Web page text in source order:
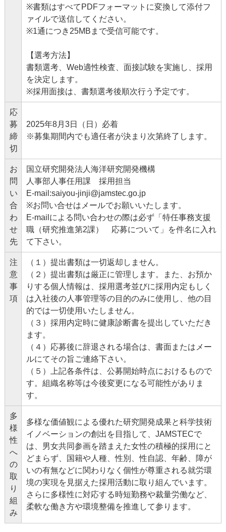
※書類はすべてPDFフォーマットに変換して添付フ
ァイルで送信してください。
※1通につき25MBまで受信可能です。
【選考方法】
書類選考、Web適性検査、面接試験を実施し、採用
を決定します。
※採用面接は、書類選考後順次行う予定です。
応
募
締
切
2025年8月3日（日）必着
※募集期間内でも適任者が決まり次第終了します。
お
問
い
合
わ
せ
先
国立研究開発法人海洋研究開発機構
人事部人事任用課 採用担当
E-mail:saiyou-jinji@jamstec.go.jp
※お問い合せはメールでお願いいたします。
E-mailによる問い合わせの際は必ず「特任事務支援
職（研究推進第2課） 応募について」を件名に入れ
て下さい。
注
意
事
項
（１）提出書類は一切返却しません。
（２）提出書類は厳正に管理します。また、お預か
りする個人情報は、採用選考並びに採用内定もしく
は入社後の人事管理等の目的のみに使用し、他の目
的では一切使用いたしません。
（３）採用内定時に健康診断書を提出していただき
ます。
（４）応募後に辞退される場合は、書面またはメー
ルにてその旨ご連絡下さい。
（５）上記各条件は、公募開始時点におけるもので
す。組織名称等は今後変更になる可能性がありま
す。
多
様
性
へ
の
取
り
組
み
多様な価値観による優れた研究開発成果と科学技術
イノベーションの創出を目指して、JAMSTECで
は、男女共同参画を踏まえた女性の積極的採用にと
どまらず、国籍や人種、性別、性自認、年齢、障が
いの有無などに関わりなく個性が尊重される就労環
境の実現を見据えた採用活動に取り組んでいます。
さらに多様性に対応する時短勤務や裁量労働など、
柔軟な働き方や環境整備を推進して参ります。